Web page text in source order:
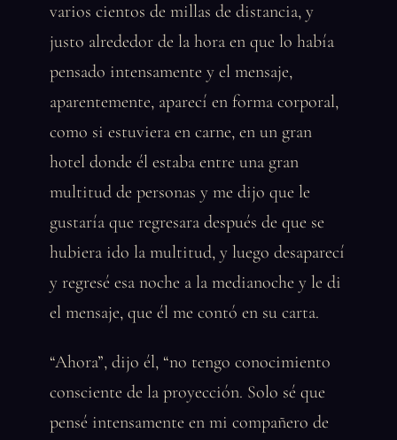
varios cientos de millas de distancia, y
justo alrededor de la hora en que lo había
pensado intensamente y el mensaje,
aparentemente, aparecí en forma corporal,
como si estuviera en carne, en un gran
hotel donde él estaba entre una gran
multitud de personas y me dijo que le
gustaría que regresara después de que se
hubiera ido la multitud, y luego desaparecí
y regresé esa noche a la medianoche y le di
el mensaje, que él me contó en su carta.
“Ahora”, dijo él, “no tengo conocimiento
consciente de la proyección. Solo sé que
pensé intensamente en mi compañero de